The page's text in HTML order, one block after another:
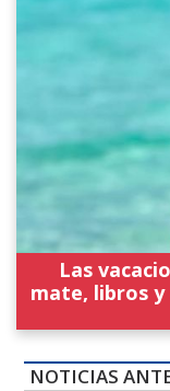
Las
mate, libros
NOTICIAS